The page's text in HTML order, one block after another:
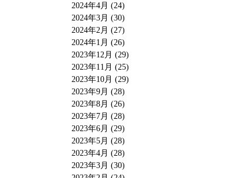
2024年4月 (24)
2024年3月 (30)
2024年2月 (27)
2024年1月 (26)
2023年12月 (29)
2023年11月 (25)
2023年10月 (29)
2023年9月 (28)
2023年8月 (26)
2023年7月 (28)
2023年6月 (29)
2023年5月 (28)
2023年4月 (28)
2023年3月 (30)